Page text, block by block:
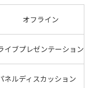
オフライン
イブプレゼンテーション
ネルディスカッション